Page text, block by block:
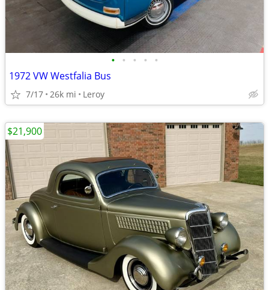
• • • • •
1972 VW Westfalia Bus
7/17 26k mi Leroy
$21,900